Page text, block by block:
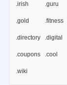
.irish .guru
.gold .fitness
.directory .digital
.coupons .cool
.wiki